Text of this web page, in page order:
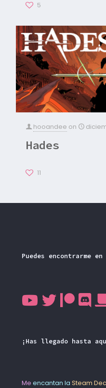
5
hooandee on
Hades
11
Puedes encontrarme en
¡Has llegado hasta
Me encantan la Steam